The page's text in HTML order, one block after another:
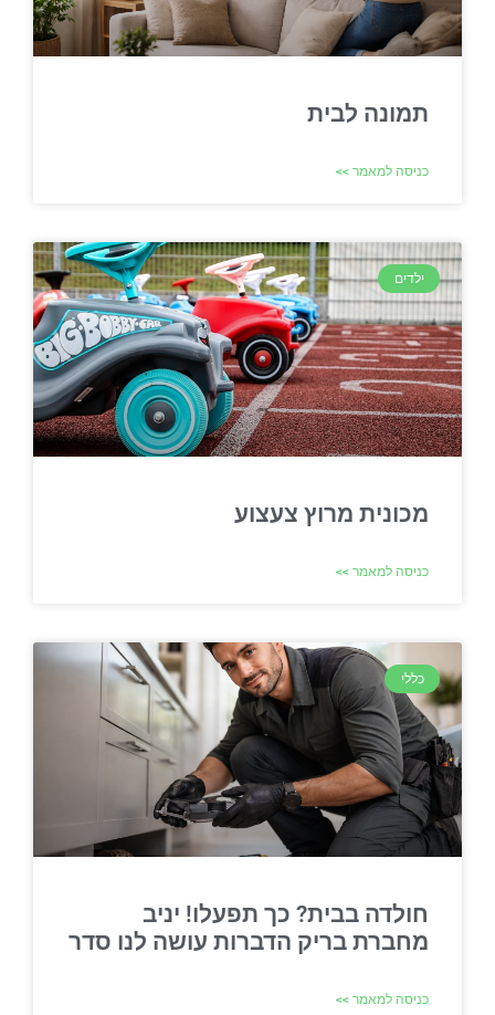
תמונה לבית
כניסה למאמר >>
ילדים
מכונית מרוץ צעצוע
כניסה למאמר >>
כללי
חולדה בבית? כך תפעלו! יניב
מחברת בריק הדברות עושה לנו סדר
כניסה למאמר >>